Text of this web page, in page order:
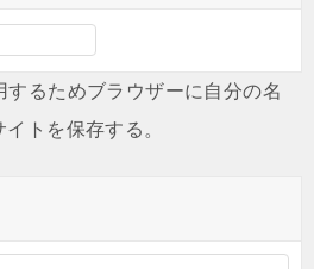
するためブラウザーに自分の名
トを保存する。